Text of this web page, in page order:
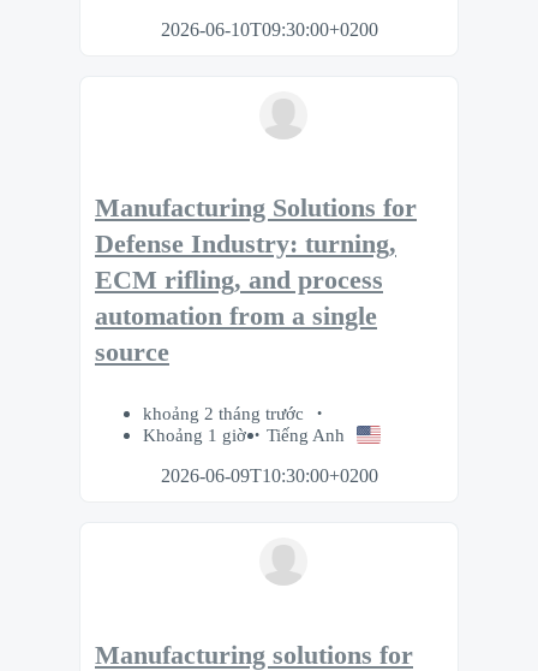
2026-06-10T09:30:00+0200
Manufacturing Solutions for
Defense Industry: turning,
ECM rifling, and process
automation from a single
source
khoảng 2 tháng trước
Khoảng 1 giờ
Tiếng Anh
2026-06-09T10:30:00+0200
Manufacturing solutions for